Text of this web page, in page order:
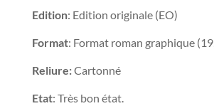
Edition: Edition originale (EO)
Format: Format roman graphique
Reliure:Cartonné
Etat: Très bon état.